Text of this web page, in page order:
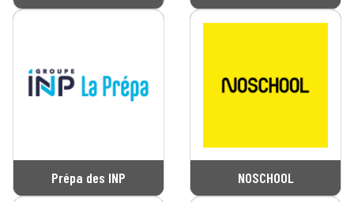
Prépa des INP NOSCHOOL